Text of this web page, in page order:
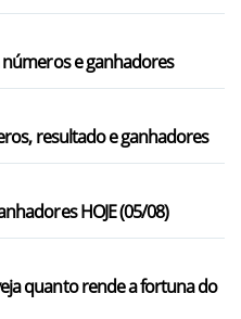
números e ganhadores
resultado e ganhadores
HOJE (05/08)
quanto rende a fortuna do